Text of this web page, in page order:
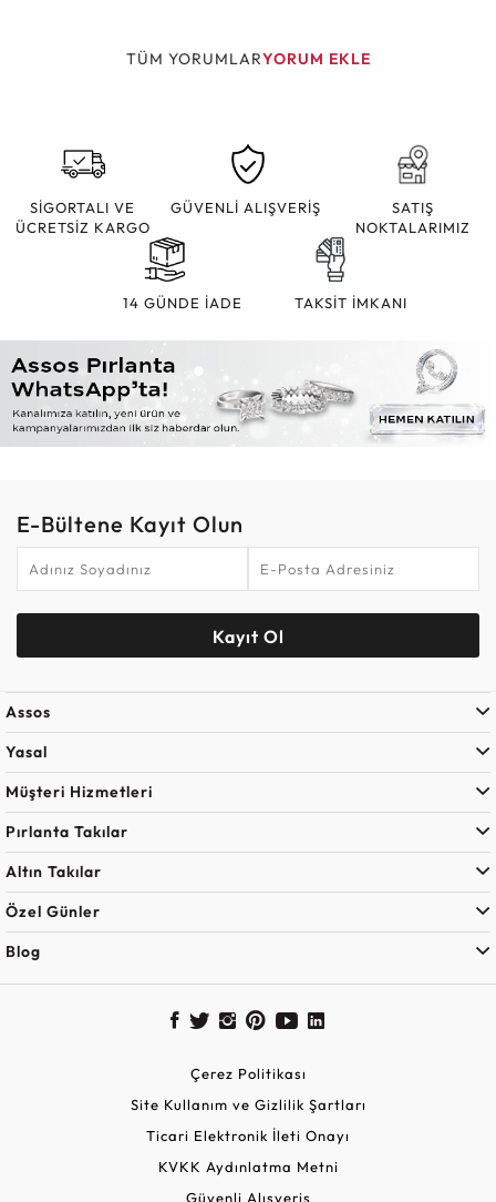
TÜM YORUMLARYORUM EKLE
SİGORTALI VE
ÜCRETSİZ KARGO
GÜVENLİ ALIŞVERİŞ
SATIŞ
NOKTALARIMIZ
14 GÜNDE İADE TAKSİT İMKANI
E-Bültene Kayıt Olun
Kayıt Ol
Assos
Yasal
Müşteri Hizmetleri
Pırlanta Takılar
Altın Takılar
Özel Günler
Blog
Çerez Politikası
Site Kullanım ve Gizlilik Şartları
Ticari Elektronik İleti Onayı
KVKK Aydınlatma Metni
Güvenli Alışveriş